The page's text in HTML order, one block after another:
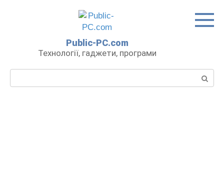
Public-PC.com
Технології, гаджети, програми